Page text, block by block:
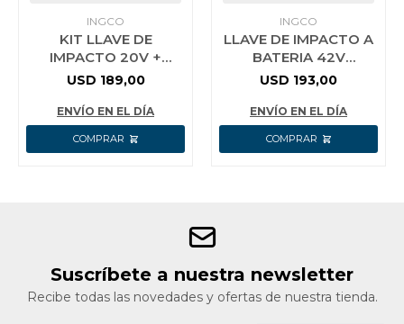
INGCO
KIT LLAVE DE
IMPACTO 20V +
LINTERNA
DADOS IMPACTO
COSLI23011 INGCO
USD 189,00
ENVÍO EN EL DÍA
INGCO
LLAVE DE IMPACTO A
BATERIA 42V
BRUSHLESS 460NM
CARGADOR
ACCESORIOS
USD 193,00
ENVÍO EN EL DÍA
Suscríbete a nuestra newsletter
Recibe todas las novedades y ofertas de nuestra tienda.